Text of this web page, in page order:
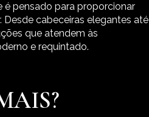
pensado para proporcionar
cabeceiras elegantes até
que atendem às
e requintado.